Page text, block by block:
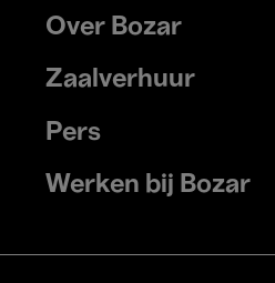
Footer
menu
Over Bozar
Zaalverhuur
Pers
Werken bij Bozar